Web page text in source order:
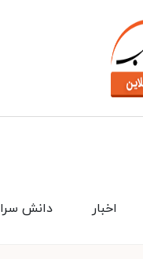
دانش سرا اخبار